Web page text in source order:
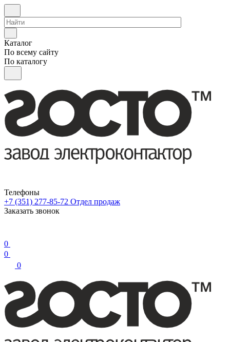
Каталог
По всему сайту
По каталогу
Телефоны
+7 (351) 277-85-72 Отдел продаж
Заказать звонок
0
0
0